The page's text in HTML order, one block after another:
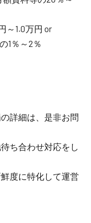
1.0万円 or
％～2％
詳細は、是非お問
ち合わせ対応をし
度に特化して運営